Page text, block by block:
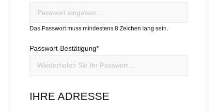
Das Passwort muss mindestens 8 Zeichen lang sein.
Passwort-Bestätigung*
IHRE ADRESSE